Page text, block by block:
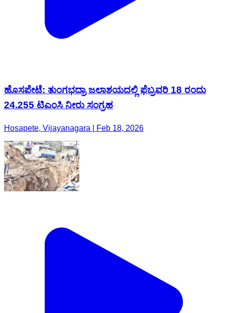
ಹೊಸಪೇಟೆ: ತುಂಗಭದ್ರಾ ಜಲಾಶಯದಲ್ಲಿ ಫೆಬ್ರವರಿ 18 ರಂದು
24.255 ಟಿಎಂಸಿ ನೀರು ಸಂಗ್ರಹ
Hosapete, Vijayanagara | Feb 18, 2026